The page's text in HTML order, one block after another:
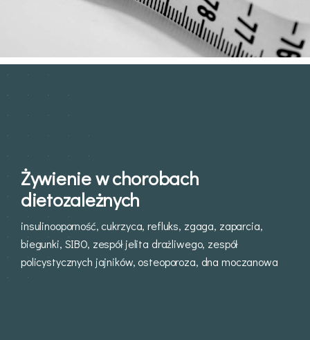
Żywienie w chorobach
dietozależnych
insulinooporność, cukrzyca, refluks, zgaga, zaparcia,
biegunki, SIBO, zespół jelita drażliwego, zespół
policystycznych jajników, osteoporoza, dna moczanowa